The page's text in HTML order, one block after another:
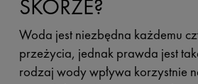
SKÓRZE?
Woda jest niezbędna każdemu
przeżycia, jednak prawda jest
rodzaj wody wpływa korzystnie